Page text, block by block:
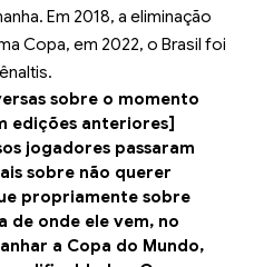
Em 2018, a eliminação
Copa, em 2022, o Brasil foi
sobre o momento
edições anteriores]
jogadores passaram
sobre não querer
propriamente sobre
de onde ele vem, no
a Copa do Mundo,